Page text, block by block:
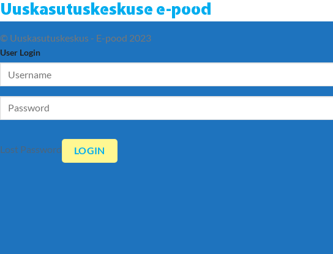
Uuskasutuskeskuse e-pood
© Uuskasutuskeskus - E-pood 2023
User Login
Lost Password